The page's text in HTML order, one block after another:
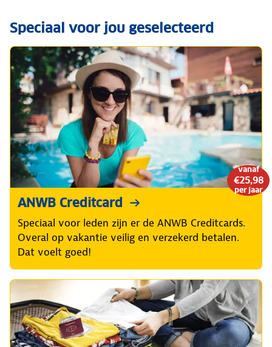
Speciaal voor jou geselecteerd
vanaf
€25,98
per jaar
ANWB Creditcard
Speciaal voor leden zijn er de ANWB Creditcards.
Overal op vakantie veilig en verzekerd betalen.
Dat voelt goed!